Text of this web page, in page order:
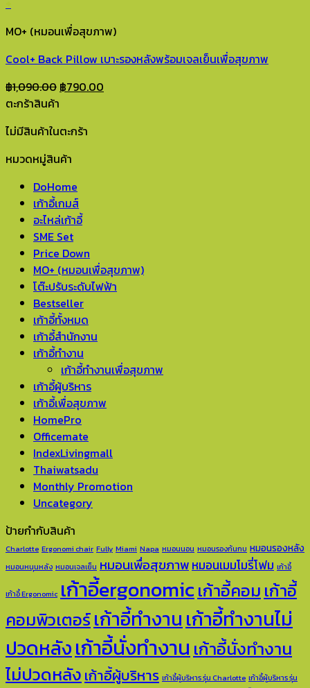
MO+ (หมอนเพื่อสุขภาพ)
Cool+ Back Pillow เบาะรองหลังพร้อมเจลเย็นเพื่อสุขภาพ
฿1,090.00 Original
฿1,090.00.
฿790.00
ตะกร้าสินค้า
ไม่มีสินค้าในตะกร้า
หมวดหมู่สินค้า
DoHome
เก้าอี้เกมส์
อะไหล่เก้าอี้
SME Set
Price Down
MO+ (หมอนเพื่อสุขภาพ)
โต๊ะปรับระดับไฟฟ้า
Bestseller
เก้าอี้ทั้งหมด
เก้าอี้สำนักงาน
เก้าอี้ทำงาน
เก้าอี้ทำงานเพื่อสุขภาพ
เก้าอี้ผู้บริหาร
เก้าอี้เพื่อสุขภาพ
HomePro
Officemate
IndexLivingmall
Thaiwatsadu
Monthly Promotion
Uncategory
ป้ายกำกับสินค้า
Charlotte Ergonomi chair Fully Miami Napa หมอนนอน หมอนรองก้นกบ หมอนรองหลัง
หมอนหนุนหลัง หมอนเจลเย็น หมอนเพื่อสุขภาพหมอนเมมโมรี่โฟม เก้าอี้
เก้าอี้ Ergonomic เก้าอี้ergonomicเก้าอี้คอม เก้าอี้
คอมพิวเตอร์เก้าอี้ทำงานเก้าอี้ทำงานไม่
ปวดหลังเก้าอี้นั่งทำงาน เก้าอี้นั่งทำงาน
ไม่ปวดหลังเก้าอี้ผู้บริหาร เก้าอี้ผู้บริหาร รุ่น Charlotte เก้าอี้ผู้บริหาร รุ่น